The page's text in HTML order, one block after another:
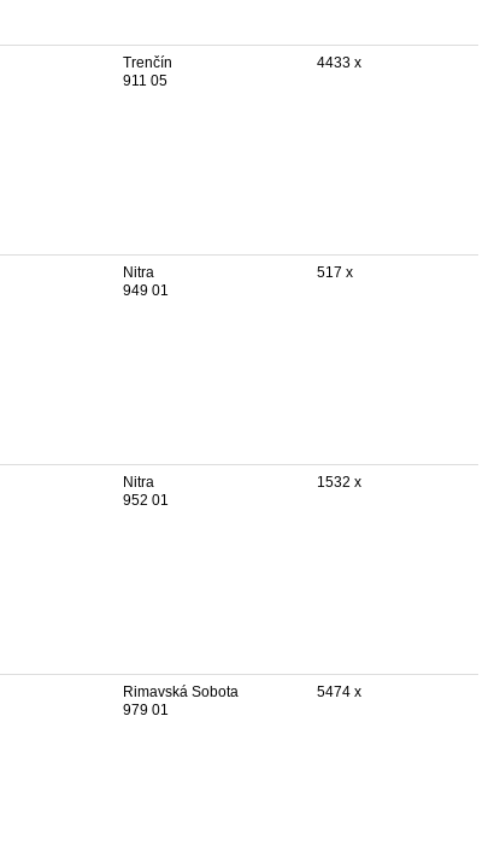
Trenčín
911 05
4433 x
Nitra
949 01
517 x
Nitra
952 01
1532 x
Rimavská Sobota
979 01
5474 x